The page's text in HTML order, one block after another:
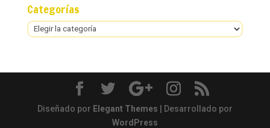
Categorías
Categorías
Diseñado por Elegant Themes | Desarrollado por
WordPress